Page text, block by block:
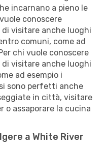
incarnano a pieno le
conoscere
visitare anche luoghi
comuni, come ad
chi vuole conoscere
visitare anche luoghi
ad esempio i
sono perfetti anche
in città, visitare
o assaporare la cucina
a White River